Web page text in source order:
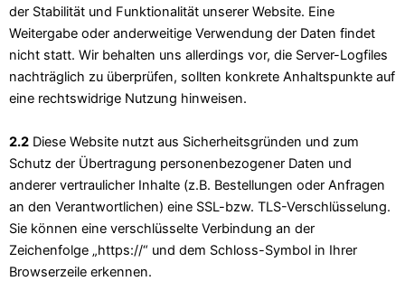
der Stabilität und Funktionalität unserer Website. Eine
Weitergabe oder anderweitige Verwendung der Daten findet
nicht statt. Wir behalten uns allerdings vor, die Server-Logfiles
nachträglich zu überprüfen, sollten konkrete Anhaltspunkte auf
eine rechtswidrige Nutzung hinweisen.
2.2 Diese Website nutzt aus Sicherheitsgründen und zum
Schutz der Übertragung personenbezogener Daten und
anderer vertraulicher Inhalte (z.B. Bestellungen oder Anfragen
an den Verantwortlichen) eine SSL-bzw. TLS-Verschlüsselung.
Sie können eine verschlüsselte Verbindung an der
Zeichenfolge „https://“ und dem Schloss-Symbol in Ihrer
Browserzeile erkennen.